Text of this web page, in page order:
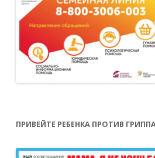
ПРИВЕЙТЕ РЕБЕНКА ПРОТИВ